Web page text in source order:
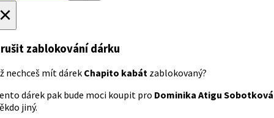
zablokování dárku
nechceš mít dárek Chapito kabát zablokovaný?
dárek pak bude moci koupit pro Dominika Atigu Sobotková
jiný.